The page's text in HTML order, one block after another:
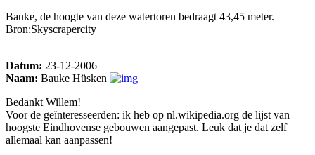
Bauke, de hoogte van deze watertoren bedraagt 43,45 meter.
Bron:Skyscrapercity
Datum: 23-12-2006
Naam: Bauke Hüsken
Bedankt Willem!
Voor de geïnteresseerden: ik heb op nl.wikipedia.org de lijst van
hoogste Eindhovense gebouwen aangepast. Leuk dat je dat zelf
allemaal kan aanpassen!